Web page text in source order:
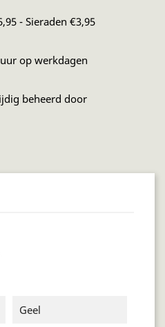
- Sieraden €3,95
op werkdagen
beheerd door
Geel